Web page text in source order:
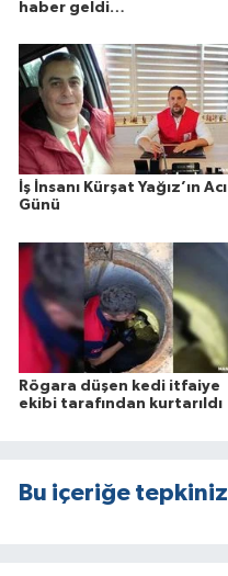
haber geldi…
İş İnsanı Kürşat Yağız’ın Acı
Günü
Rögara düşen kedi itfaiye
ekibi tarafından kurtarıldı
Bu içeriğe tepkiniz